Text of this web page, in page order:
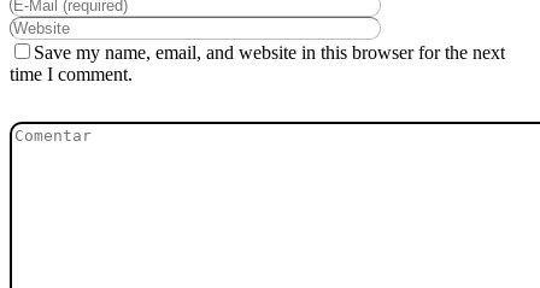
Save my name, email, and website in this browser for the next
time I comment.